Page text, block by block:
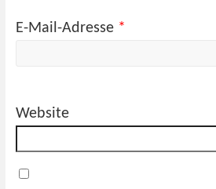
E-Mail-Adresse *
Website